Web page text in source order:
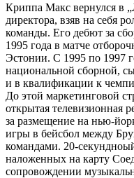
Криппа Макс вернулся в
директора, взяв на себя
команды. Его дебют за
1995 года в матче
Эстонии. С 1995 по 1997
национальной сборной,
и в квалификации к
До этой маркетинговой
открытая телевизионная
за размещение на нью-
игры в бейсбол между
командами. 20-
наложенных на карту
сопровождении